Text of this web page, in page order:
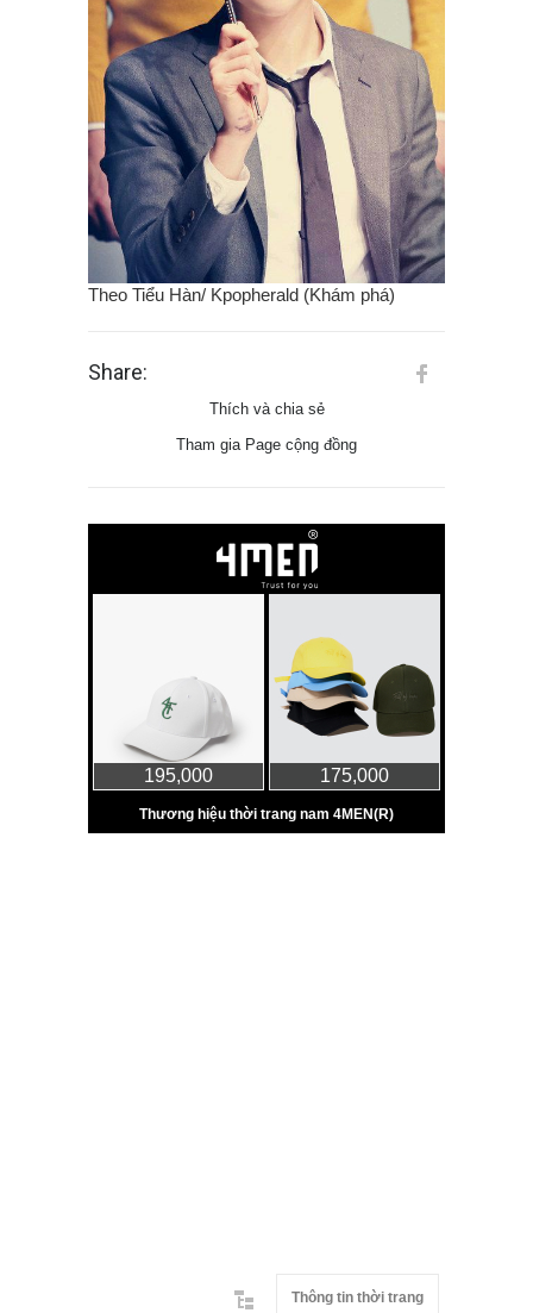
Theo Tiểu Hàn/ Kpopherald (Khám phá)
Share:
Thích và chia sẻ
Tham gia Page cộng đồng
Thông tin thời trang